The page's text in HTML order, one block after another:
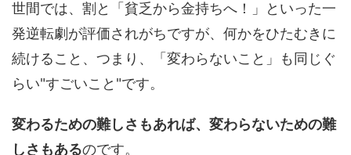
世間では、割と「貧乏から金持ちへ！」といった一
発逆転劇が評価されがちですが、何かをひたむきに
続けること、つまり、「変わらないこと」も同じぐ
らい"すごいこと"です。
変わるための難しさもあれば、変わらないための難
しさもあるのです。